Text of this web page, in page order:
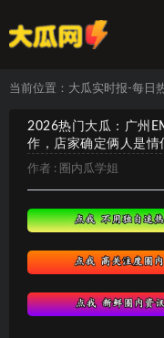
当前位置： 大瓜实时报-每日
2026热门大瓜：广州
作，店家确定俩人是情
作者 : 圈内瓜学姐